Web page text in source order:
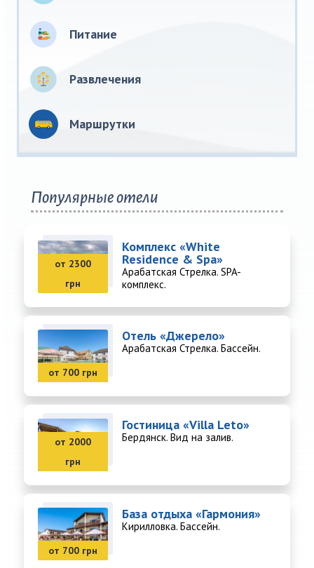
Питание
Развлечения
Маршрутки
Популярные отели
от 2300
грн
Комплекс «White
Residence & Spa»
Арабатская Стрелка. SPA-
комплекс.
от 700 грн
Отель «Джерело»
Арабатская Стрелка. Бассейн.
от 2000
грн
Гостиница «Villa Leto»
Бердянск. Вид на залив.
от 700 грн
База отдыха «Гармония»
Кирилловка. Бассейн.